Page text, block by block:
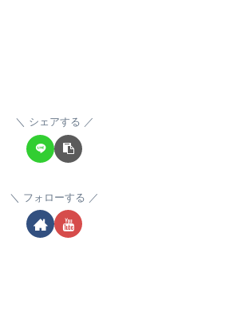
シェアする
フォローする